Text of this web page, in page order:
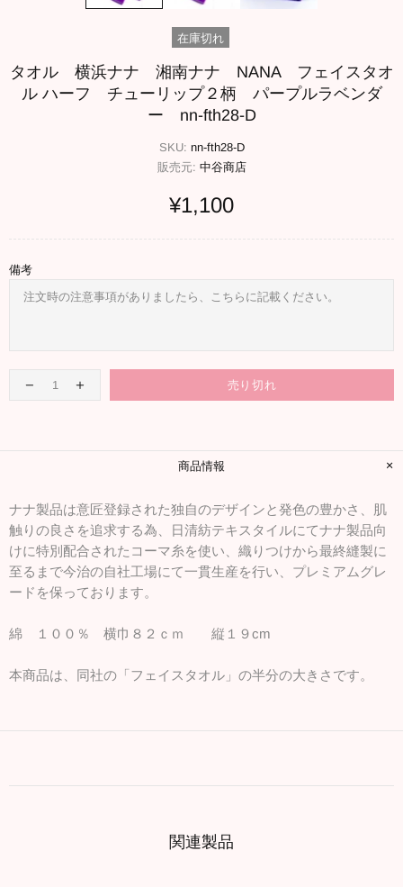
在庫切れ
タオル 横浜ナナ 湘南ナナ NANA フェイスタオ
ル ハーフ チューリップ２柄 パープルラベンダ
ー nn-fth28-D
SKU: nn-fth28-D
販売元: 中谷商店
¥1,100
備考
売り切れ
商品情報
ナナ製品は意匠登録された独自のデザインと発色の豊かさ、肌
触りの良さを追求する為、日清紡テキスタイルにてナナ製品向
けに特別配合されたコーマ糸を使い、織りつけから最終縫製に
至るまで今治の自社工場にて一貫生産を行い、プレミアムグレ
ードを保っております。
綿 １００％ 横巾８２ｃｍ 縦１９cm
本商品は、同社の「フェイスタオル」の半分の大きさです。
関連製品